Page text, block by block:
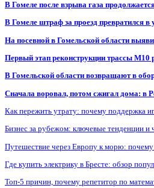
В Гомеле после взрыва газа
В Гомеле штраф за проезд превратился в
На посевной в Гомельской области
Первый этап реконструкции трассы М10
В Гомельской области возвращают в
Сначала воровал, потом сжигал дома: в
Как пережить утрату: почему поддержка
Бизнес за рубежом: ключевые тенденции и
Путешествие через Европу к морю:
Где купить электрику в Бресте: обзор
Топ-5 причин, почему репетитор по